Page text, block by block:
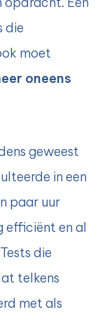
die
moet
oneens
geweest
in een
paar uur
efficiënt en al
die
telkens
met als